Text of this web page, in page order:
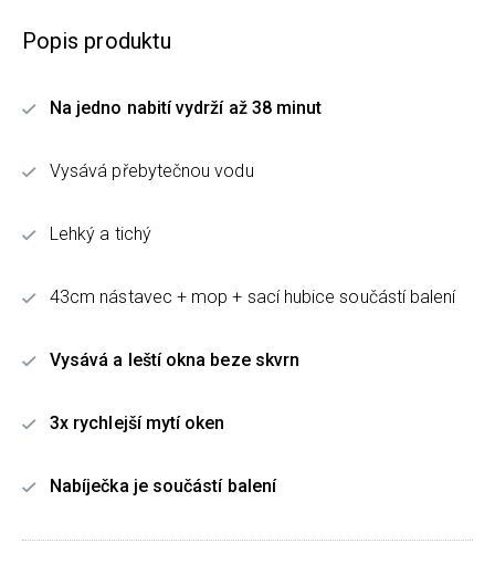
Popis produktu
Na jedno nabití vydrží až 38 minut
Vysává přebytečnou vodu
Lehký a tichý
43cm nástavec + mop + sací hubice součástí balení
Vysává a leští okna beze skvrn
3x rychlejší mytí oken
Nabíječka je součástí balení